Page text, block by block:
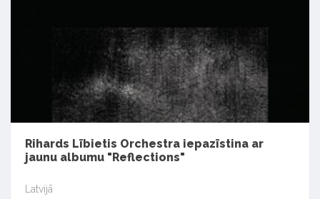
Rihards Lībietis Orchestra iepazīstina ar
jaunu albumu "Reflections"
Latvijā